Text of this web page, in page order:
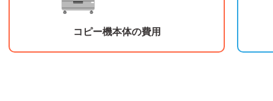
コピー機本体の費用